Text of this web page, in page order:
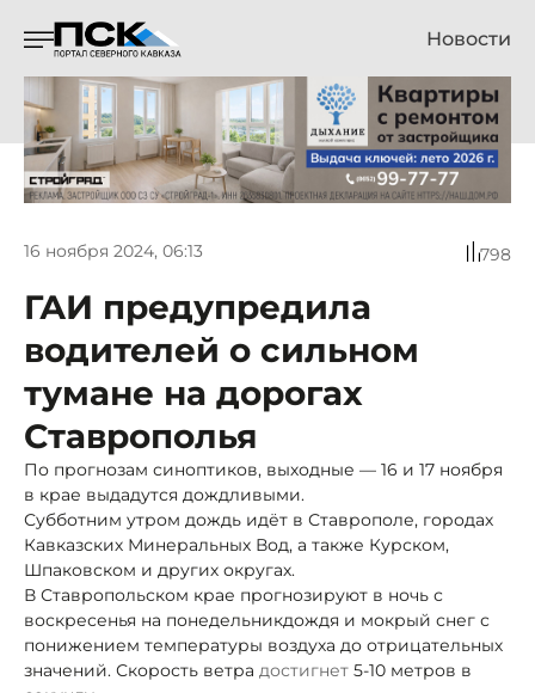
Новости
16 ноября 2024, 06:13 798
ГАИ предупредила
водителей о сильном
тумане на дорогах
Ставрополья
По прогнозам синоптиков, выходные — 16 и 17 ноября
в крае выдадутся дождливыми.
Субботним утром дождь идёт в Ставрополе, городах
Кавказских Минеральных Вод, а также Курском,
Шпаковском и других округах.
В Ставропольском крае прогнозируют в ночь с
воскресенья на понедельникдождя и мокрый снег с
понижением температуры воздуха до отрицательных
значений. Скорость ветра достигнет 5-10 метров в